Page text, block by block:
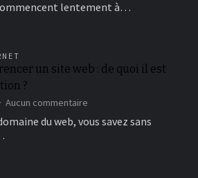
:
ingrédient
lentement à…
un site web : de quoi il est
?
Aucun commentaire
un
du web, vous savez sans